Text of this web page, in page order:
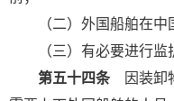
（二）外国船舶在中国
（三）有必要进行监护
第五十四条
因装卸